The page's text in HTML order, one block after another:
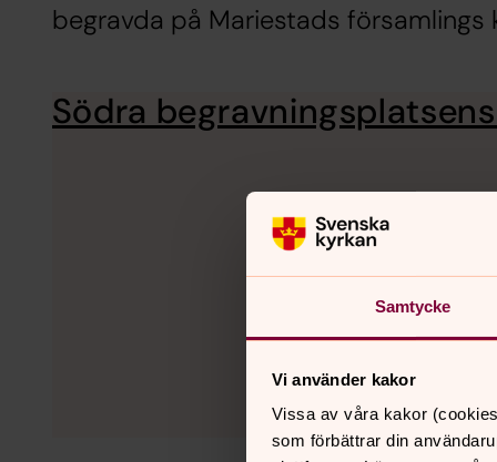
Samtycke
Vi använder kakor
Vissa av våra kakor
som förbättrar din
begravda på Mariestads församlings
Södra